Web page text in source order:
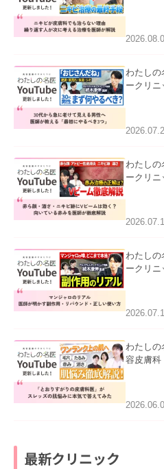
ました。
わたしの
ークリニ
た。
わたしの
ークリニ
ました。
わたしの
ークリニ
た。
わたしの
容皮膚科
最新クリニック